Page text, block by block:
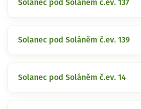
Solanec pod Soláněm č.ev. 137
Solanec pod Soláněm č.ev. 139
Solanec pod Soláněm č.ev. 14